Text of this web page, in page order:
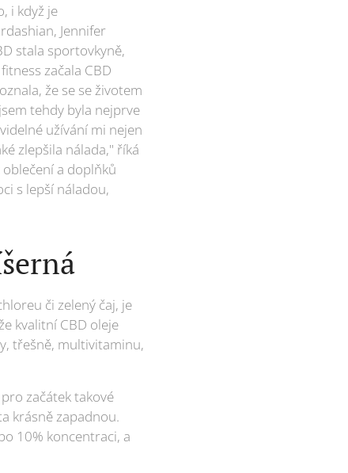
i když je
Jennifer
stala sportovkyně,
začala CBD
že se se životem
tehdy byla nejprve
užívání mi nejen
zlepšila nálada," říká
a doplňků
s lepší náladou,
či zelený čaj, je
kvalitní CBD oleje
třešně, multivitaminu,
začátek takové
krásně zapadnou.
10% koncentraci, a